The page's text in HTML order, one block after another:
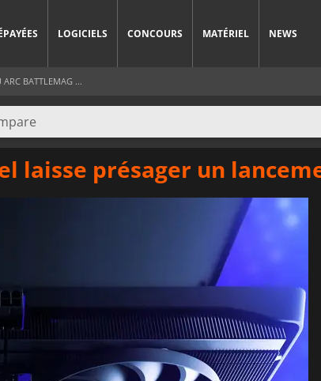
LOGICIELS CONCOURS MATÉRIEL NEWS
ARC BATTLEMAG ...
laisse présager un